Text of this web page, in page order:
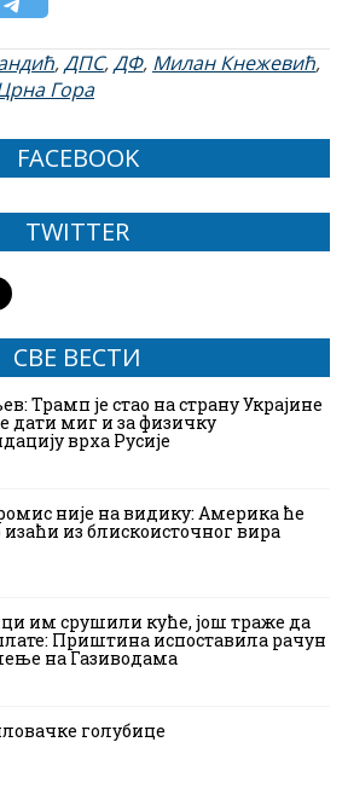
,ДПС,ДФ, Милан Кнежевић,
Гора
FACEBOOK
TWITTER
СВЕ ВЕСТИ
Трамп је стао на страну Украјине
дати миг и за физичку
врха Русије
није на видику: Америка ће
из блискоисточног вира
им срушили куће, још траже да
Приштина испоставила рачун
на Газиводама
голубице